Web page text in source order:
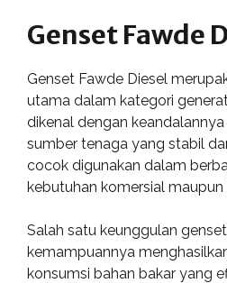
Genset Fawde
Genset Fawde Diesel
utama dalam kategori
dikenal dengan
sumber tenaga yang stabil
cocok digunakan dalam
kebutuhan komersial maupun
Salah satu keunggulan
kemampuannya
konsumsi bahan bakar yang